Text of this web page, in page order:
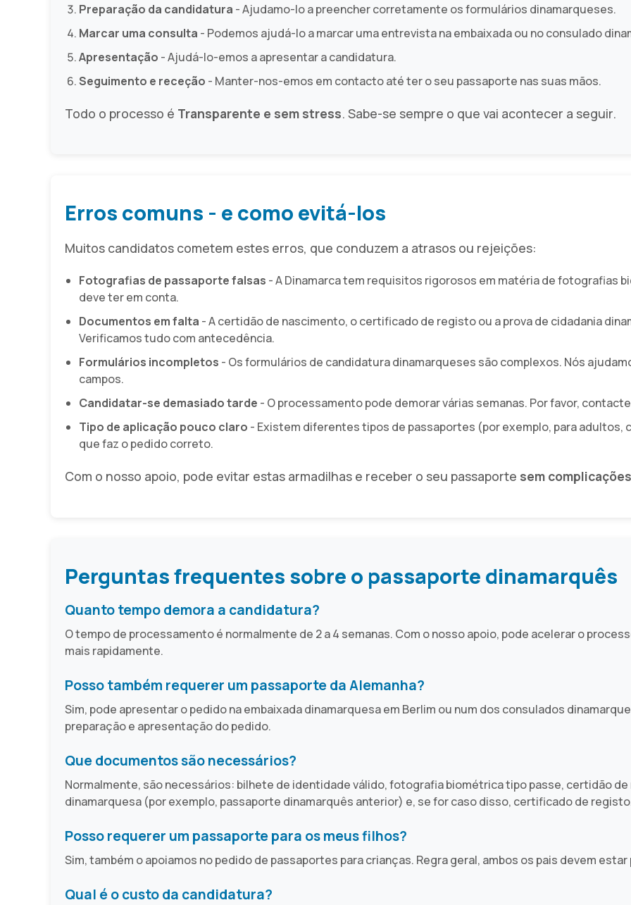
Preparação da candidatura - Ajudamo-lo a preencher corretamente os formulários dinamarqueses.
Marcar uma consulta - Podemos ajudá-lo a marcar uma entrevista na embaixada ou no consulado
Apresentação - Ajudá-lo-emos a apresentar a candidatura.
Seguimento e receção - Manter-nos-emos em contacto até ter o seu passaporte nas suas mãos.
Todo o processo é Transparente e sem stress. Sabe-se sempre o que vai acontecer a seguir.
Erros comuns - e como evitá-los
Muitos candidatos cometem estes erros, que conduzem a atrasos ou rejeições:
Fotografias de passaporte falsas - A Dinamarca tem requisitos rigorosos em matéria de fotografias
deve ter em conta.
Documentos em falta - A certidão de nascimento, o certificado de registo ou a prova de cidadania
Verificamos tudo com antecedência.
Formulários incompletos - Os formulários de candidatura dinamarqueses são complexos. Nós
campos.
Candidatar-se demasiado tarde - O processamento pode demorar várias semanas. Por favor,
Tipo de aplicação pouco claro - Existem diferentes tipos de passaportes (por exemplo, para
que faz o pedido correto.
Com o nosso apoio, pode evitar estas armadilhas e receber o seu passaporte sem complicações
Perguntas frequentes sobre o passaporte dinamarquês
Quanto tempo demora a candidatura?
O tempo de processamento é normalmente de 2 a 4 semanas. Com o nosso apoio, pode acelerar o
mais rapidamente.
Posso também requerer um passaporte da Alemanha?
Sim, pode apresentar o pedido na embaixada dinamarquesa em Berlim ou num dos consulados
preparação e apresentação do pedido.
Que documentos são necessários?
Normalmente, são necessários: bilhete de identidade válido, fotografia biométrica tipo passe, certidão
dinamarquesa (por exemplo, passaporte dinamarquês anterior) e, se for caso disso, certificado de
Posso requerer um passaporte para os meus filhos?
Sim, também o apoiamos no pedido de passaportes para crianças. Regra geral, ambos os pais devem
Qual é o custo da candidatura?